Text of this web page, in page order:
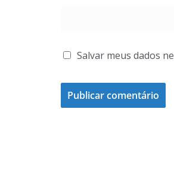
Salvar meus dados